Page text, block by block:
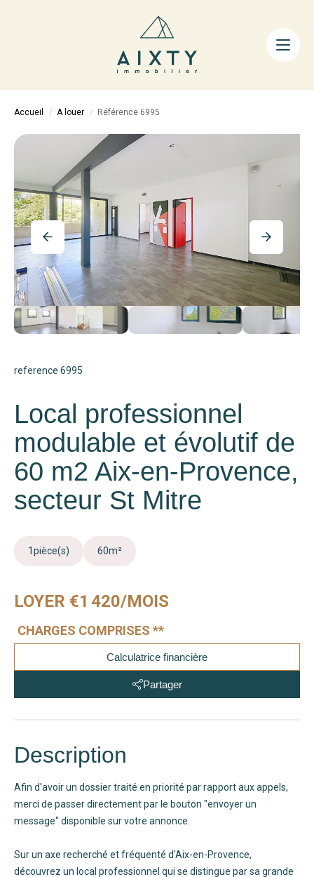
ACHETER
LA MÉTHODE
Nos Agences
Nos Équipes
Nos Tarifs
Nos Biens Vendus
Notre City Guide
Accueil A louer Référence 6995
reference 6995
Local professionnel
modulable et évolutif de
60 m2 Aix-en-Provence,
secteur St Mitre
1pièce(s) 60m²
LOYER €1 420/MOIS
CHARGES COMPRISES **
Calculatrice financière
Partager
Description
Afin d'avoir un dossier traité en priorité par rapport aux appels,
merci de passer directement par le bouton "envoyer un
message" disponible sur votre annonce.
Sur un axe recherché et fréquenté d'Aix-en-Provence,
découvrez un local professionnel qui se distingue par sa grande